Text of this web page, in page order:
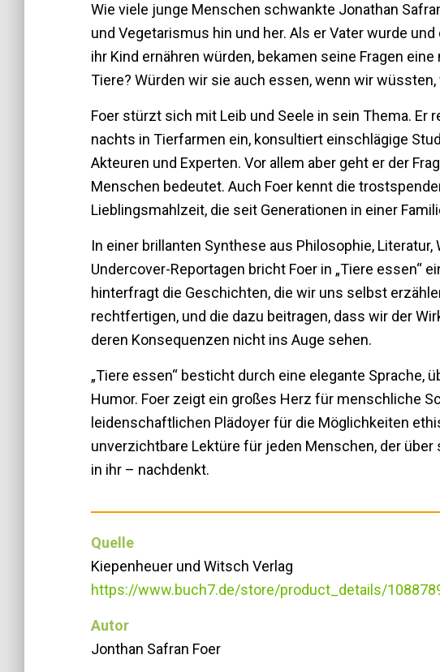
Wie viele junge Menschen schwankte Jonathan
und Vegetarismus hin und her. Als er Vater wurde
ihr Kind ernähren würden, bekamen seine Fragen
Tiere? Würden wir sie auch essen, wenn wir
Foer stürzt sich mit Leib und Seele in sein Thema. Er
nachts in Tierfarmen ein, konsultiert einschlägige
Akteuren und Experten. Vor allem aber geht er der
Menschen bedeutet. Auch Foer kennt die
Lieblingsmahlzeit, die seit Generationen in einer
In einer brillanten Synthese aus Philosophie,
Undercover-Reportagen bricht Foer in „Tiere essen“
hinterfragt die Geschichten, die wir uns selbst
rechtfertigen, und die dazu beitragen, dass wir der
deren Konsequenzen nicht ins Auge sehen.
„Tiere essen“ besticht durch eine elegante Sprache,
Humor. Foer zeigt ein großes Herz für menschliche
leidenschaftlichen Plädoyer für die Möglichkeiten
unverzichtbare Lektüre für jeden Menschen, der
in ihr – nachdenkt.
Quelle
Kiepenheuer und Witsch Verlag
https://www.buch7.de/store/product_details/
Autor
Jonthan Safran Foer